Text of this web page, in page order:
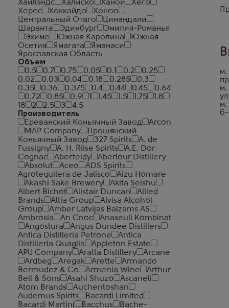
Хайлэндс
Халиско Ханой
Хего
Херес
Хоккайдо
Хонсю
Центральный Отаго
Цинандали
Шаранта
Эдинбург
Эмилия-Романья
Эхиме
Южная Каролина
Южная
Осетия
Ямагата
Яманаси
Ярославская Область
Объем
0.5
0.7 0.75 0.05 0.1 0.2
0.25
0.02
0.03 0.04 0.18 0.285
0.3
0.35
0.36 0.375 0.4 0.44 0.45
0.64
0.72
0.85 0.9 1.45 1.5 1.75
1.8
18
2 2.5 3
4.5
Производитель
Ереванский Коньячный Завод
Arcon
MAP Company
Прошянский
Коньячный Завод
327 Spirits
A. de
Fussigny
A. H. Riise Spirits
A.E. Dor
Cognac
Aberfeldy
Aberlour Distillery
Absolut
Aceo
ADS Spirits
Agrotequilera de Jalisco
Aizu Homare
Akashi Sake Brewery
Akita Seishu
Albert Bichot
Alistair Duncan
Allied
Brands
Altia Group
Alvisa Alcohol
Group
Amber Latvijas Balzams AS
Ambrosia
An Cnoc
Anaseuli Kombinat
Angostura
Angus Dundee Distillers
Antica Distilleria Petrone
Antica
Distilleria Quaglia
Appleton Estate
APU Company
Aratta Distillery
Arcane
Ardbeg
Aregak Arette
Armando
Bermudez & Co
Armenia Wine
Arthur
Bell & Sons
Asahi Shuzo
Ascaneli
Atom Brands
Auchentoshan
Audemus Spirits
Bacardi Limited
Bacardi Martini
Bacchus Bache-
м.
м.
м.